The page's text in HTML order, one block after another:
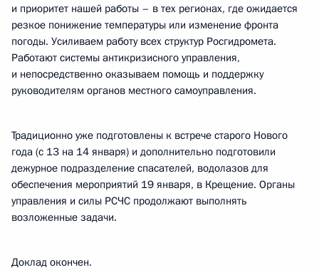
и приоритет нашей работы – в тех регионах, где ожидается
резкое понижение температуры или изменение фронта
погоды. Усиливаем работу всех структур Росгидромета.
Работают системы антикризисного управления,
и непосредственно оказываем помощь и поддержку
руководителям органов местного самоуправления.
Традиционно уже подготовлены к встрече старого Нового
года (с 13 на 14 января) и дополнительно подготовили
дежурное подразделение спасателей, водолазов для
обеспечения мероприятий 19 января, в Крещение. Органы
управления и силы РСЧС продолжают выполнять
возложенные задачи.
Доклад окончен.